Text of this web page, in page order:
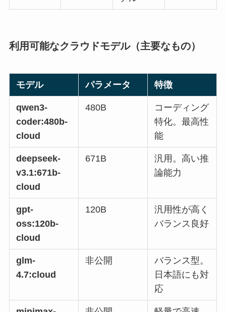
利用可能なクラウドモデル（主要なもの）
モデル パラメータ 特徴
qwen3-
coder:480b-
cloud
480B
コーディング
特化。最高性
能
deepseek-
v3.1:671b-
cloud
671B
汎用。高い推
論能力
gpt-
oss:120b-
cloud
120B
汎用性が高く
バランス良好
glm-
4.7:cloud
非公開
バランス型。
日本語にも対
応